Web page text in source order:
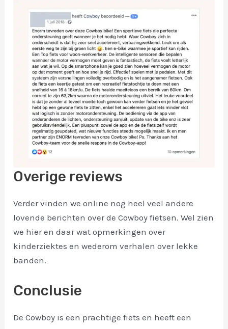
Overige reviews
Verder vinden we online nog heel veel andere
lovende berichten over de Cowboy fietsen. Wel zien
we hier en daar wat opmerkingen over
kinderziektes en wederom verhalen over lekke
banden.
Conclusie
De Cowboy is een prachtige fiets en heeft een